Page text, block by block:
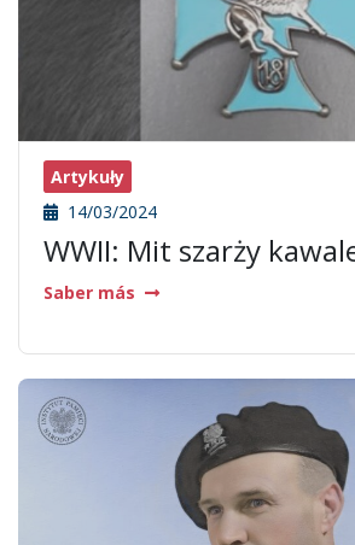
Artykuły
14/03/2024
WWII: Mit szarży
Saber más